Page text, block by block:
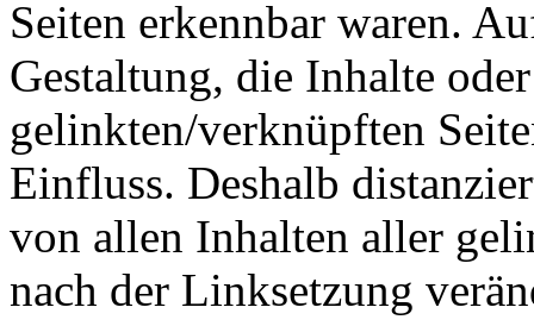
Seiten erkennbar waren.
Gestaltung, die Inhalte
gelinkten/verknüpften
Einfluss. Deshalb
von allen Inhalten aller
nach der Linksetzung